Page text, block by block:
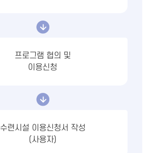
프로그램 협의 및
이용신청
수련시설 이용신청서 작성
(사용자)